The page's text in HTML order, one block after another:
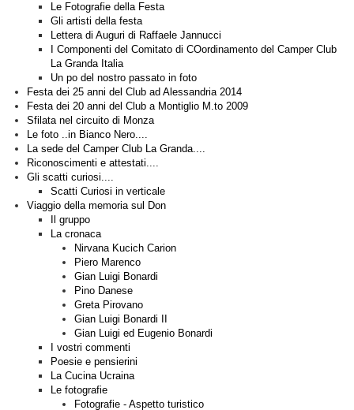
Le Fotografie della Festa
Gli artisti della festa
Lettera di Auguri di Raffaele Jannucci
I Componenti del Comitato di COordinamento del Camper Club
La Granda Italia
Un po del nostro passato in foto
Festa dei 25 anni del Club ad Alessandria 2014
Festa dei 20 anni del Club a Montiglio M.to 2009
Sfilata nel circuito di Monza
Le foto ..in Bianco Nero....
La sede del Camper Club La Granda....
Riconoscimenti e attestati....
Gli scatti curiosi....
Scatti Curiosi in verticale
Viaggio della memoria sul Don
Il gruppo
La cronaca
Nirvana Kucich Carion
Piero Marenco
Gian Luigi Bonardi
Pino Danese
Greta Pirovano
Gian Luigi Bonardi II
Gian Luigi ed Eugenio Bonardi
I vostri commenti
Poesie e pensierini
La Cucina Ucraina
Le fotografie
Fotografie - Aspetto turistico